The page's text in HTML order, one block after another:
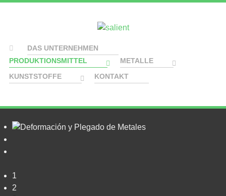
DAS UNTERNEHMEN
PRODUKTIONSMITTEL
METALLE
KUNSTSTOFFE
KONTAKT
1
2